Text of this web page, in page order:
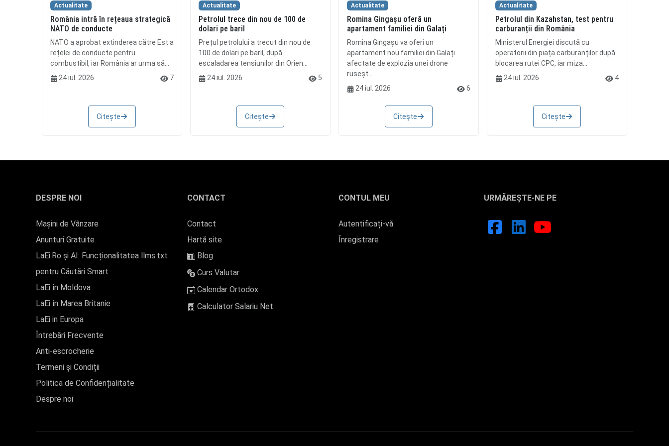
Actualitate
România intră în rețeaua strategică
NATO de conducte
NATO a aprobat extinderea către Est a
rețelei de conducte pentru
combustibil, iar România ar urma să...
24 iul. 2026
7
Citește
Actualitate
Petrolul trece din nou de 100 de
dolari pe baril
Prețul petrolului a trecut din nou de
100 de dolari pe baril, după
escaladarea tensiunilor din Orien...
24 iul. 2026
5
Citește
Actualitate
Romina Gingașu oferă un
apartament familiei din Galați
Romina Gingașu va oferi un
apartament nou familiei din Galați
afectate de explozia unei drone
ruseșt...
24 iul. 2026
6
Citește
Actualitate
Petrolul din Kazahstan, test pentru
carburanții din România
Ministerul Energiei discută cu
operatorii din piața carburanților după
blocarea rutei CPC, iar miza...
24 iul. 2026
4
Citește
DESPRE NOI
Mașini de Vânzare
Anunturi Gratuite
LaEi.Ro și AI: Funcționalitatea llms.txt
pentru Căutări Smart
LaEi în Moldova
LaEi în Marea Britanie
LaEi in Europa
Întrebări Frecvente
Anti-escrocherie
Termeni și Condiții
Politica de Confidențialitate
Despre noi
CONTACT
Contact
Hartă site
Blog
Curs Valutar
Calendar Ortodox
Calculator Salariu Net
CONTUL MEU
Autentificați-vă
Înregistrare
URMĂREȘTE-NE PE